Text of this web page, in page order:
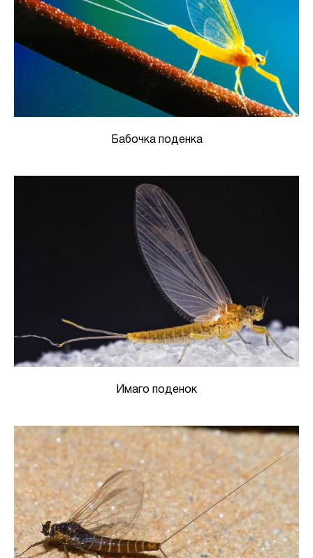
Бабочка поденка
Имаго поденок